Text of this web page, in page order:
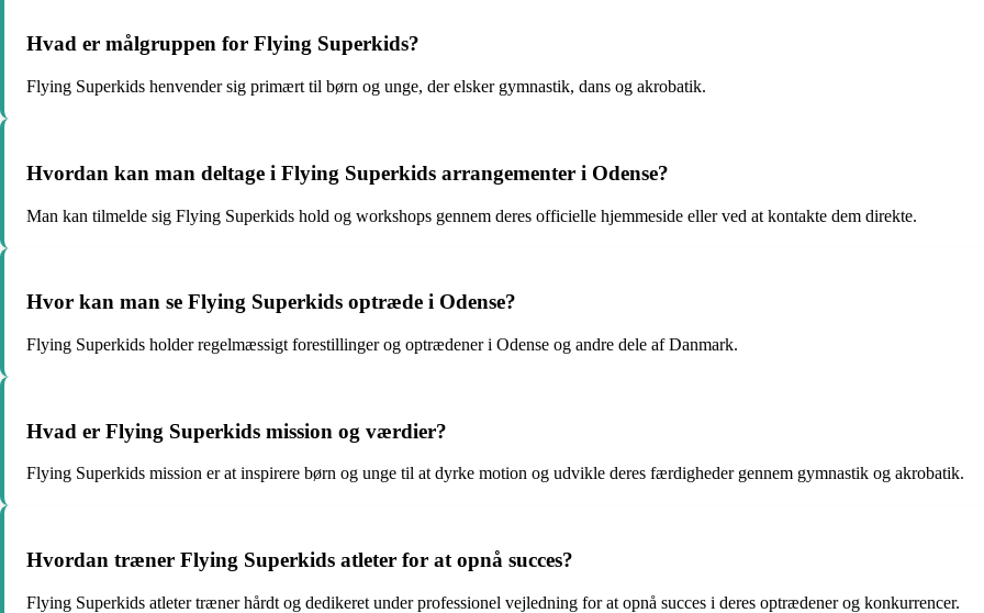
Hvad er målgruppen for Flying Superkids?
Flying Superkids henvender sig primært til børn og unge, der elsker gymnastik, dans og akrobatik.
Hvordan kan man deltage i Flying Superkids arrangementer i Odense?
Man kan tilmelde sig Flying Superkids hold og workshops gennem deres officielle hjemmeside eller ved at kontakte dem direkte.
Hvor kan man se Flying Superkids optræde i Odense?
Flying Superkids holder regelmæssigt forestillinger og optrædener i Odense og andre dele af Danmark.
Hvad er Flying Superkids mission og værdier?
Flying Superkids mission er at inspirere børn og unge til at dyrke motion og udvikle deres færdigheder gennem gymnastik og akrobatik.
Hvordan træner Flying Superkids atleter for at opnå succes?
Flying Superkids atleter træner hårdt og dedikeret under professionel vejledning for at opnå succes i deres optrædener og konkurrencer.